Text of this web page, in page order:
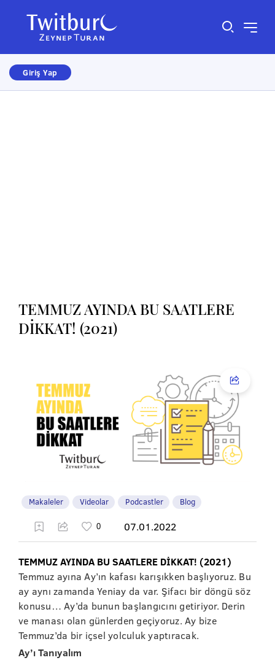
Giriş Yap
TEMMUZ AYINDA BU SAATLERE
DİKKAT! (2021)
Makaleler Videolar Podcastler Blog
07.01.2022
TEMMUZ AYINDA BU SAATLERE DİKKAT! (2021)
Temmuz ayına Ay’ın kafası karışıkken başlıyoruz. Bu
ay aynı zamanda Yeniay da var. Şifacı bir döngü söz
konusu… Ay’da bunun başlangıcını getiriyor. Derin
ve manası olan günlerden geçiyoruz. Ay bize
Temmuz’da bir içsel yolculuk yaptıracak.
Ay’ı Tanıyalım